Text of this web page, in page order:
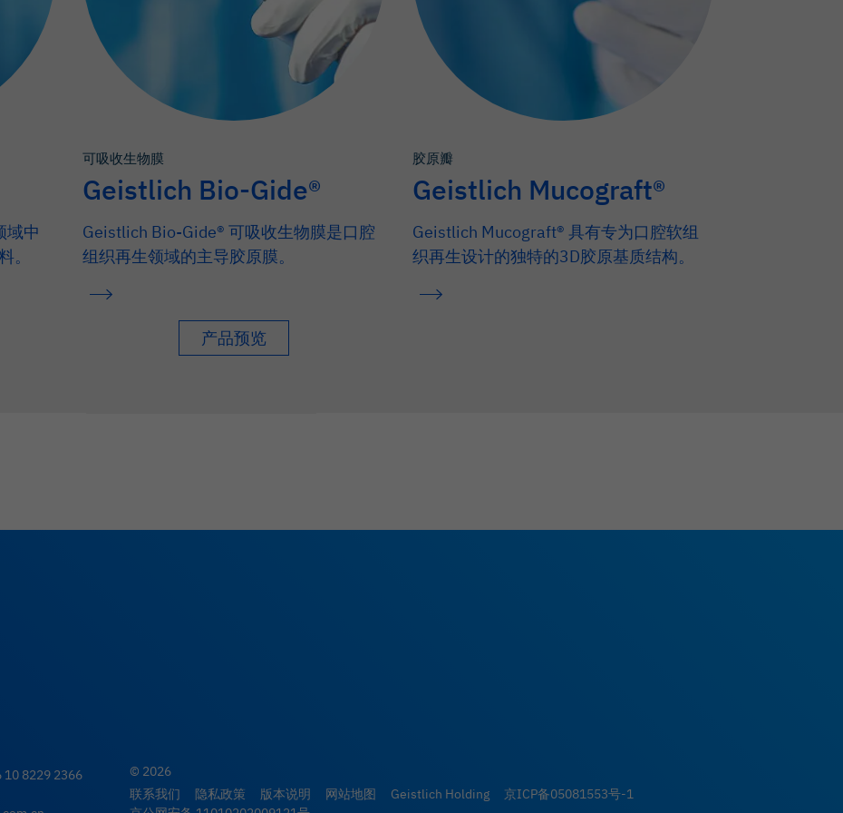
域中
。
可吸收生物膜
Geistlich Bio-Gide®
Geistlich Bio-Gide® 可吸收生物膜是口腔
组织再生领域的主导胶原膜。
胶原瓣
Geistlich Mucograft®
Geistlich Mucograft® 具有专为口腔软组
织再生设计的独特的3D胶原基质结构。
产品预览
10 8229 2366
© 2026
联系我们
隐私政策 版本说明 网站地图 Geistlich Holding
京ICP备05081553号-1